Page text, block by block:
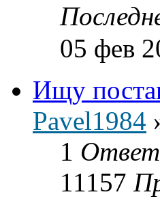
05 фев
Ищу
Pavel1984
1
11157